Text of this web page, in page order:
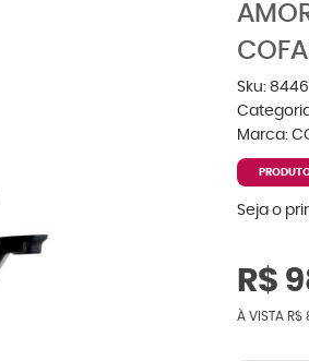
Sku:
Marca:
Seja o
R$
À VISTA R$